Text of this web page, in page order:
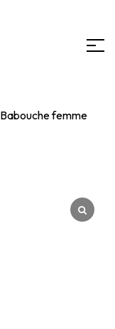
Babouche femme